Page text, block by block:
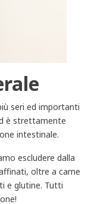
seri ed importanti
è strettamente
intestinale.
escludere dalla
oltre a carne
e glutine. Tutti